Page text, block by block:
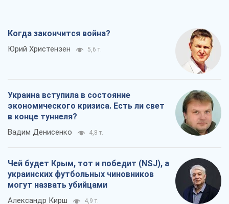
Когда закончится война?
Юрий Христензен 5,6 т.
Украина вступила в состояние
экономического кризиса. Есть ли свет
в конце туннеля?
Вадим Денисенко 4,8 т.
Чей будет Крым, тот и победит (NSJ), а
украинских футбольных чиновников
могут назвать убийцами
Александр Кирш 4,9 т.